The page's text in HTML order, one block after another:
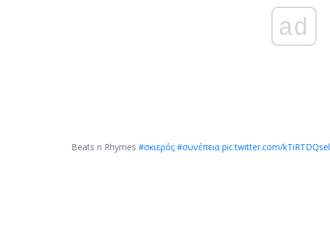
ad
Beats n Rhymes #σκιερός #συνέπεια pic.twitter.com/kTiRTDQsel